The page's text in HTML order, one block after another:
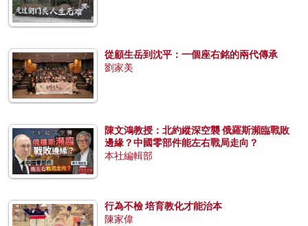
從顧生岳到沈平：一個座右銘的兩代傳承
劉家美
陳文鴻教授：北約縱深空襲 俄羅斯瀕臨戰敗
邊緣？中國零部件能左右戰局走向？
本社編輯部
行為不檢 培育教化才能治本
陳家偉